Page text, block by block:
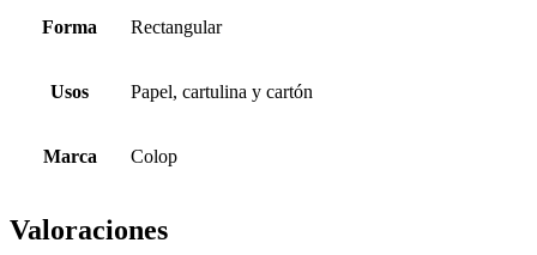
Forma Rectangular
Usos Papel, cartulina y cartón
Marca Colop
Valoraciones